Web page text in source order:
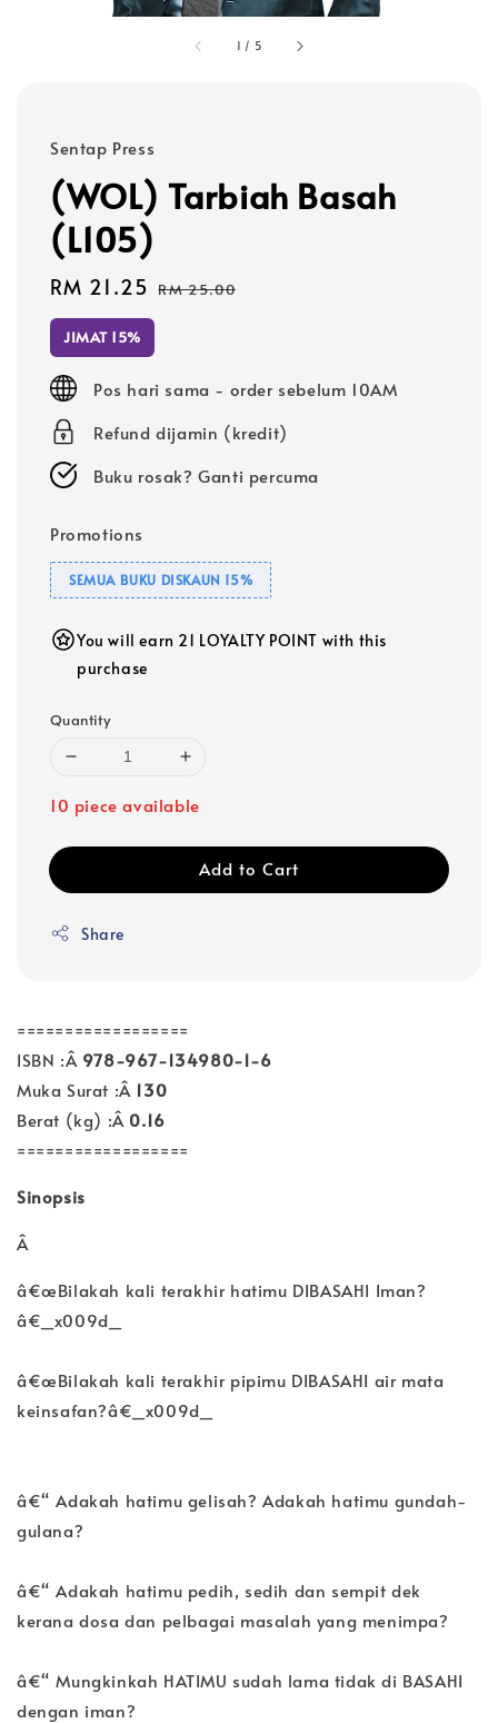
1 / 5
Sentap Press
(WOL) Tarbiah Basah
(L105)
Sale
price
RM 21.25 Regular
RM 25.00
JIMAT 15%
Pos hari sama - order sebelum 10AM
Refund dijamin (kredit)
Buku rosak? Ganti percuma
Promotions
SEMUA BUKU DISKAUN 15%
You will earn 21 LOYALTY POINT with this
purchase
Quantity
10 piece available
Add to Cart
Share
==================
ISBN :Â 978-967-134980-1-6
Muka Surat :Â 130
Berat (kg) :Â0.16
==================
Sinopsis
Â
â€œBilakah kali terakhir hatimu DIBASAHI Iman?
â€_x009d_
â€œBilakah kali terakhir pipimu DIBASAHI air mata
keinsafan?â€_x009d_
â€“ Adakah hatimu gelisah? Adakah hatimu gundah-
gulana?
â€“ Adakah hatimu pedih, sedih dan sempit dek
kerana dosa dan pelbagai masalah yang menimpa?
â€“ Mungkinkah HATIMU sudah lama tidak di BASAHI
dengan iman?